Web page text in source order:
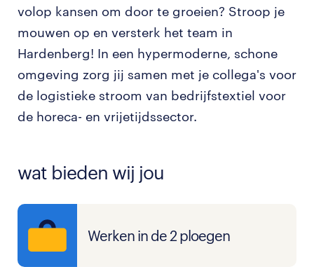
volop kansen om door te groeien? Stroop je
mouwen op en versterk het team in
Hardenberg! In een hypermoderne, schone
omgeving zorg jij samen met je collega's voor
de logistieke stroom van bedrijfstextiel voor
de horeca- en vrijetijdssector.
wat bieden wij jou
Werken in de 2 ploegen